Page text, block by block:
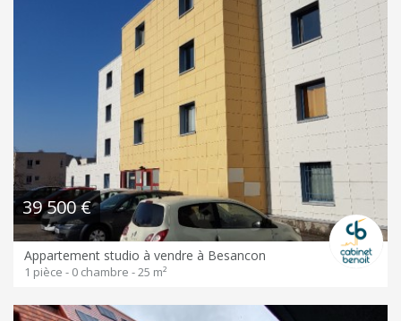
39 500 €
Appartement studio à vendre à Besancon
1 pièce - 0 chambre - 25 m²